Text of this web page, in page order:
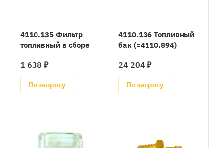
4110.135 Фильтр
топливный в сборе
1 638 ₽
По запросу
4110.136 Топливный
бак (=4110.894)
24 204 ₽
По запросу